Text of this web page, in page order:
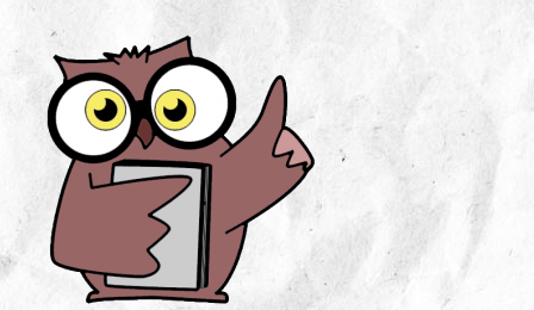
Je valide mon permis